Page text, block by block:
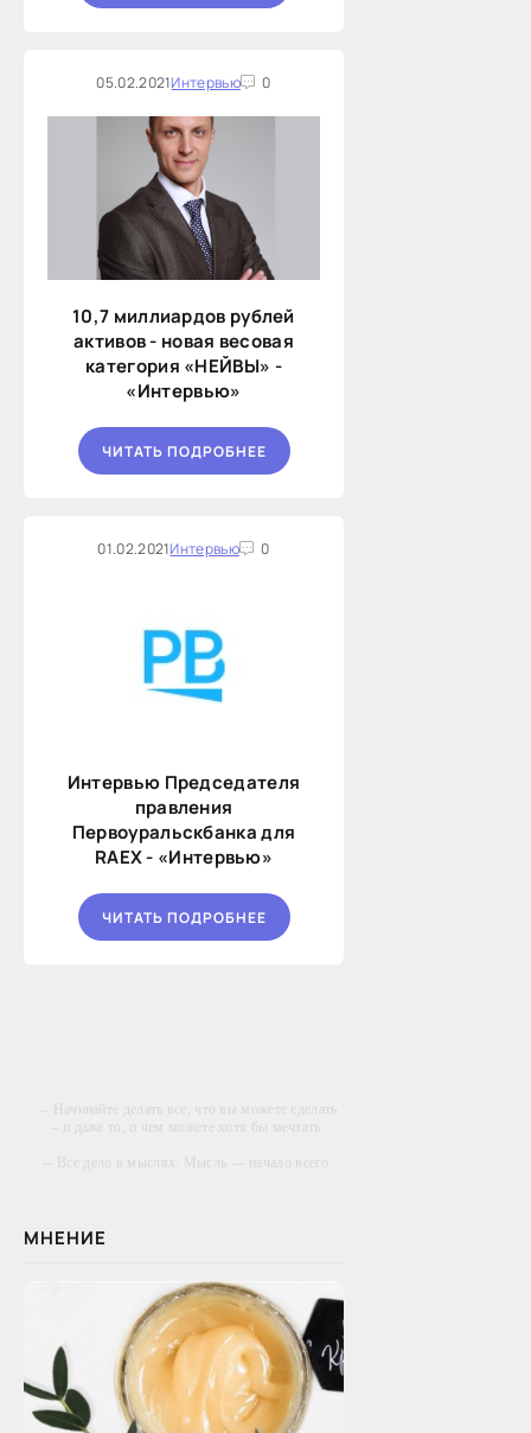
05.02.2021Интервью 0
10,7 миллиардов рублей
активов - новая весовая
категория «НЕЙВЫ» -
«Интервью»
ЧИТАТЬ ПОДРОБНЕЕ
01.02.2021Интервью 0
Интервью Председателя
правления
Первоуральскбанка для
RAEX - «Интервью»
ЧИТАТЬ ПОДРОБНЕЕ
-- Начинайте делать все, что вы можете сделать
– и даже то, о чем можете хотя бы мечтать.
-- Все дело в мыслях. Мысль — начало всего.
придумали.
-- Самое большое богатство — это ум. Самая
большая нищета — глупость. Из всех страхов
самый пугающий — самолюбование.
-- Лучшее, что можно сделать с хорошим
советом, это пропустить его мимо ушей. Он
никогда не бывает полезен никому, кроме того,
МНЕНИЕ